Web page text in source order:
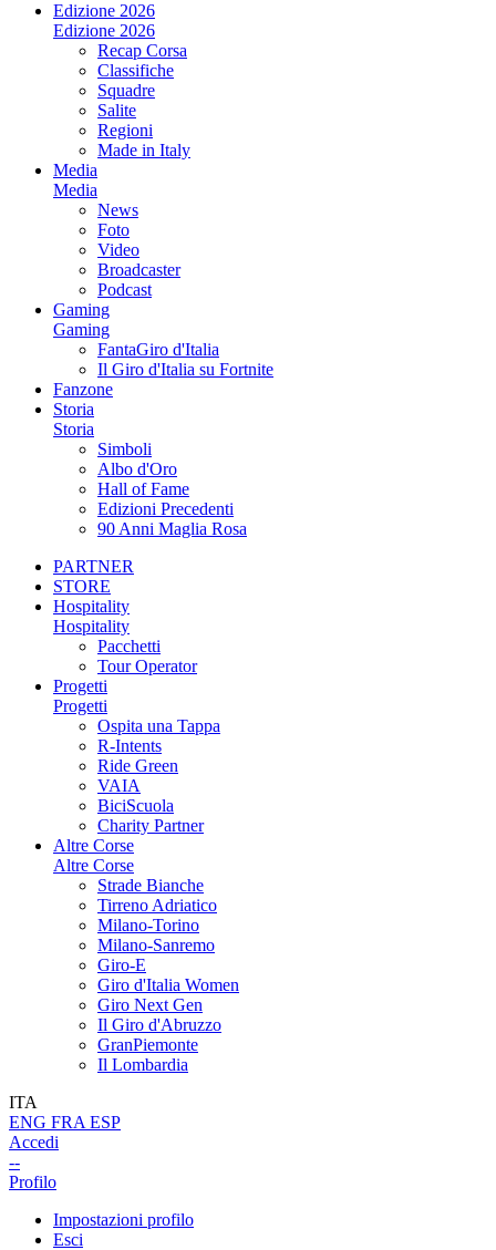
Edizione 2026
Edizione 2026
Recap Corsa
Classifiche
Squadre
Salite
Regioni
Made in Italy
Media
Media
News
Foto
Video
Broadcaster
Podcast
Gaming
Gaming
FantaGiro d'Italia
Il Giro d'Italia su Fortnite
Fanzone
Storia
Storia
Simboli
Albo d'Oro
Hall of Fame
Edizioni Precedenti
90 Anni Maglia Rosa
PARTNER
STORE
Hospitality
Hospitality
Pacchetti
Tour Operator
Progetti
Progetti
Ospita una Tappa
R-Intents
Ride Green
VAIA
BiciScuola
Charity Partner
Altre Corse
Altre Corse
Strade Bianche
Tirreno Adriatico
Milano-Torino
Milano-Sanremo
Giro-E
Giro d'Italia Women
Giro Next Gen
Il Giro d'Abruzzo
GranPiemonte
Il Lombardia
ITA
ENG FRA ESP
Accedi
--
Profilo
Impostazioni profilo
Esci